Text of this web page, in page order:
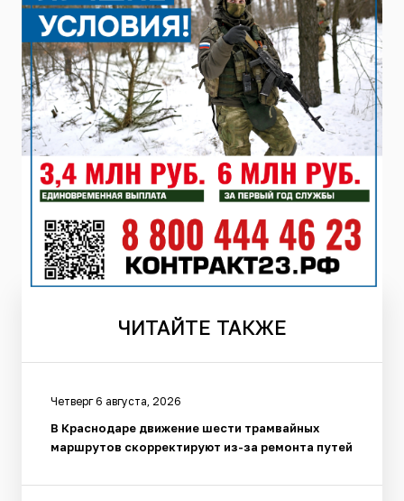
ЧИТАЙТЕ ТАКЖЕ
Четверг 6 августа, 2026
В Краснодаре движение шести трамвайных
маршрутов скорректируют из-за ремонта путей